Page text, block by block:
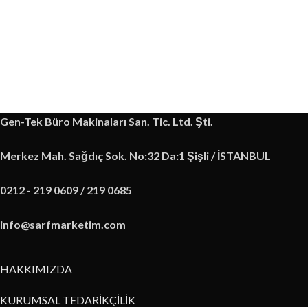
Gen-Tek Büro Makinaları San. Tic. Ltd. Şti.
Merkez Mah. Sağdıç Sok. No:32 Da:1 Şişli / İSTANBUL
0212 - 219 0609 / 219 0685
info@sarfmarketim.com
HAKKIMIZDA
KURUMSAL TEDARİKÇİLİK